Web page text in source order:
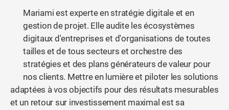
Mariami est experte en stratégie digitale et en
gestion de projet. Elle audite les écosystèmes
digitaux d'entreprises et d'organisations de toutes
tailles et de tous secteurs et orchestre des
stratégies et des plans générateurs de valeur pour
nos clients. Mettre en lumière et piloter les solutions
adaptées à vos objectifs pour des résultats mesurables
et un retour sur investissement maximal est sa